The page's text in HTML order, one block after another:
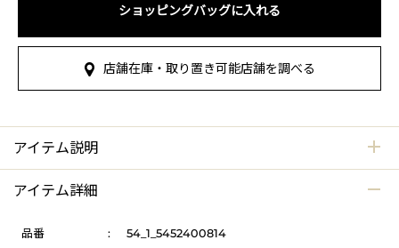
ショッピングバッグに入れる
店舗在庫・取り置き可能店舗を調べる
アイテム説明
アイテム詳細
品番 :
54_1_5452400814